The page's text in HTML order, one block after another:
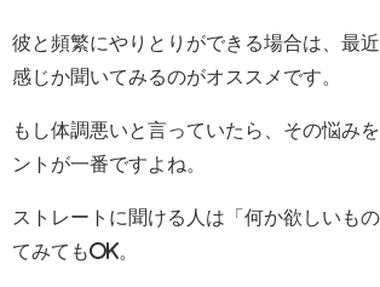
彼と頻繁にやりとりができる場合は、最
感じか聞いてみるのがオススメです。
もし体調悪いと言っていたら、その悩み
ントが一番ですよね。
ストレートに聞ける人は「何か欲しいも
てみてもOK。